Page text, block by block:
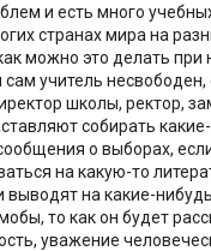
и есть много
странах мира на
можно это делать при
сам учитель несвободен,
школы, ректор,
собирать
о выборах,
на какую-то
выводят на какие-
то как он будет
уважение